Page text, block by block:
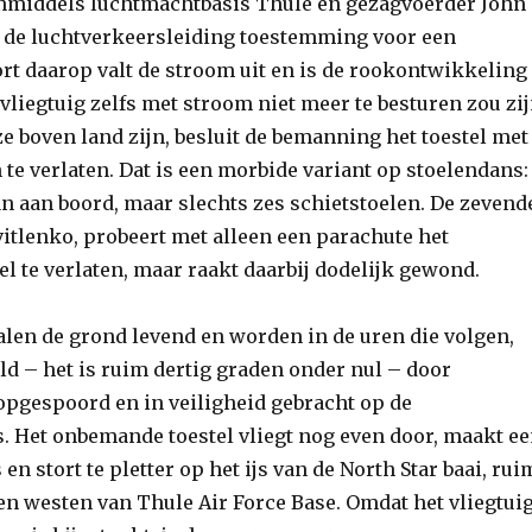
de luchtverkeersleiding toestemming voor een
daarop valt de stroom uit en is de rookontwikkeling
zelfs met stroom niet meer te besturen zou
boven land zijn, besluit de bemanning het toestel met
verlaten. Dat is een morbide variant op stoelendans:
aan boord, maar slechts zes schietstoelen. De
probeert met alleen een parachute het
te verlaten, maar raakt daarbij dodelijk gewond.
de grond levend en worden in de uren die volgen,
– het is ruim dertig graden onder nul – door
en in veiligheid gebracht op de
Het onbemande toestel vliegt nog even door, maakt
stort te pletter op het ijs van de North Star baai,
westen van Thule Air Force Base. Omdat het